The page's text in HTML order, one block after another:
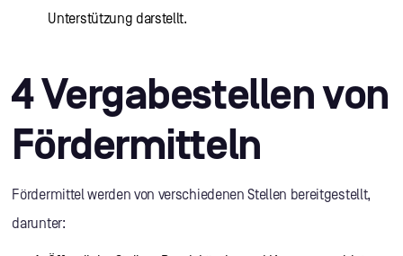
Unterstützung darstellt.
4 Vergabestellen von
Fördermitteln
Fördermittel werden von verschiedenen Stellen bereitgestellt,
darunter: